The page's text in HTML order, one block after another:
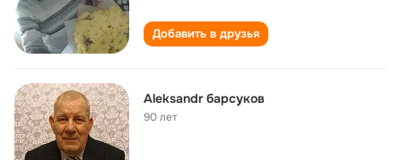
Добавить в друзья
Aleksandr барсуков
90 лет